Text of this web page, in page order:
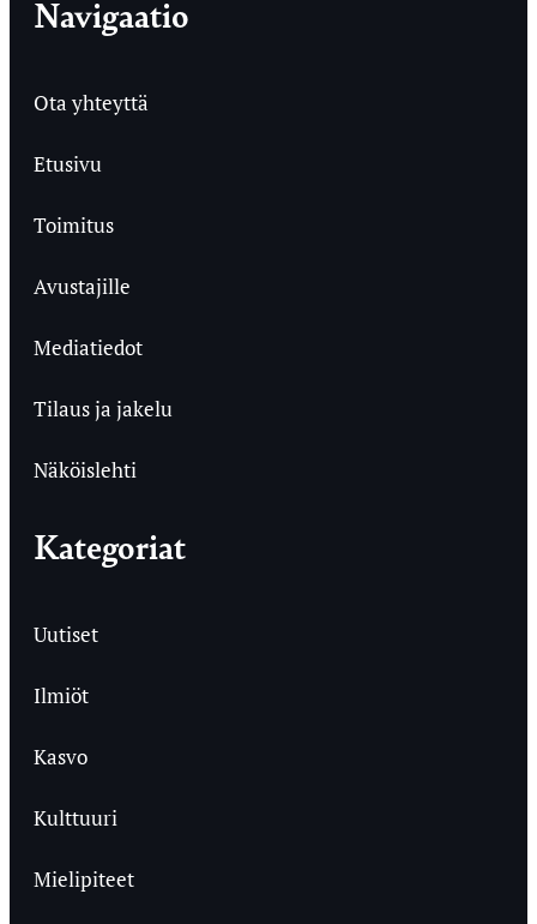
Navigaatio
Ota yhteyttä
Etusivu
Toimitus
Avustajille
Mediatiedot
Tilaus ja jakelu
Näköislehti
Kategoriat
Uutiset
Ilmiöt
Kasvo
Kulttuuri
Mielipiteet